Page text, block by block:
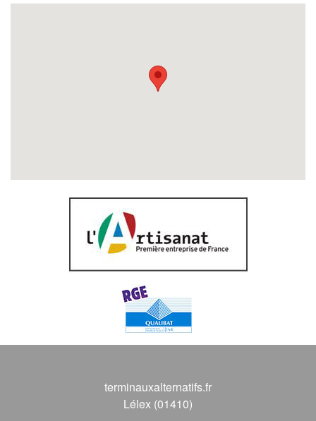
terminauxalternatifs.fr
Lélex (01410)